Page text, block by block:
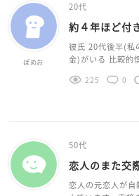
ぽめお
20代
約４年ほど付
彼氏 20代後半(私
金)がいる 比較的
225 0
50代
恋人のまた交
恋人の元恋人が